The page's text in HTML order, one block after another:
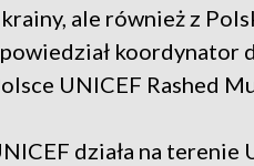
ale również z
koordynator
UNICEF Rashed
działa na